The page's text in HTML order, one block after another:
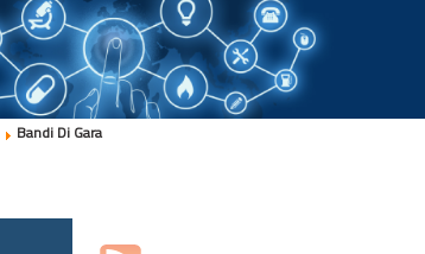
Bandi Di Gara